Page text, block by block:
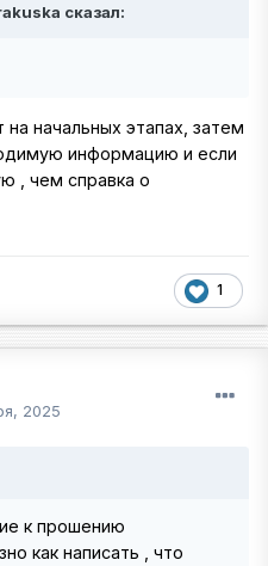
сказал:
начальных этапах, затем
информацию и если
, чем справка о
1
2025
к прошению
как написать , что